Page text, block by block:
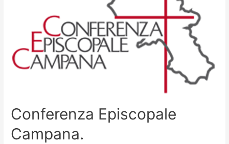
Conferenza Episcopale
Campana.